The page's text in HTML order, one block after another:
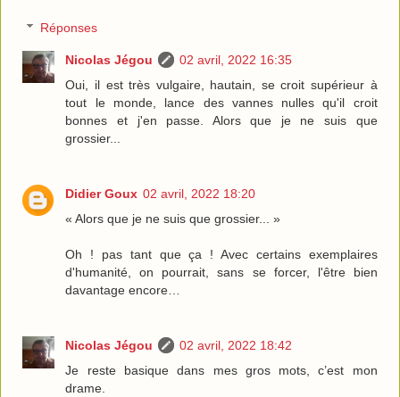
Réponses
Nicolas Jégou
02 avril, 2022 16:35
Oui, il est très vulgaire, hautain, se croit supérieur à
tout le monde, lance des vannes nulles qu'il croit
bonnes et j'en passe. Alors que je ne suis que
grossier...
Didier Goux 02 avril, 2022 18:20
« Alors que je ne suis que grossier... »
Oh ! pas tant que ça ! Avec certains exemplaires
d'humanité, on pourrait, sans se forcer, l'être bien
davantage encore…
Nicolas Jégou
02 avril, 2022 18:42
Je reste basique dans mes gros mots, c’est mon
drame.